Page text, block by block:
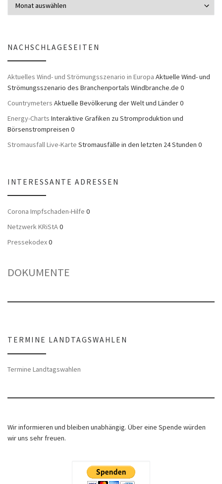
NACHSCHLAGESEITEN
Aktuelles Wind- und Strömungsszenario in Europa Aktuelle Wind- und
Strömungsszenario des Branchenportals Windbranche.de 0
Countrymeters Aktuelle Bevölkerung der Welt und Länder 0
Energy-Charts Interaktive Grafiken zu Stromproduktion und
Börsenstrompreisen 0
Stromausfall Live-Karte Stromausfälle in den letzten 24 Stunden 0
INTERESSANTE ADRESSEN
Corona Impfschaden-Hilfe 0
Netzwerk KRiStA0
Pressekodex0
DOKUMENTE
TERMINE LANDTAGSWAHLEN
Termine Landtagswahlen
Wir informieren und bleiben unabhängig. Über eine Spende würden
wir uns sehr freuen.